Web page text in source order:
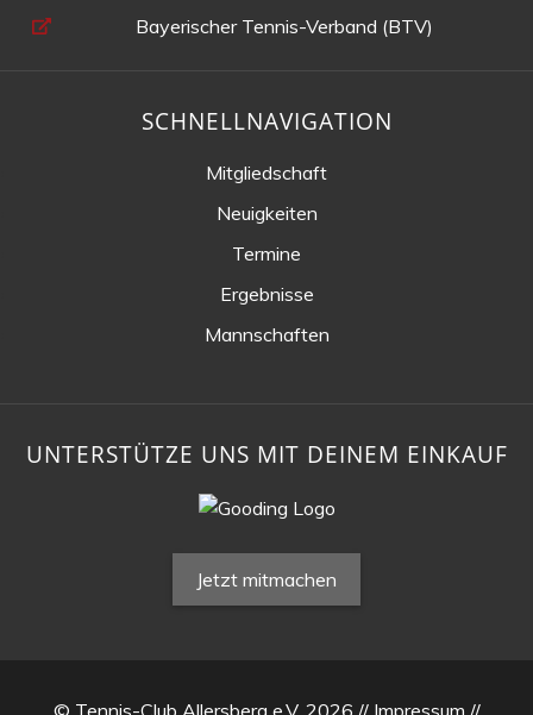
Bayerischer Tennis-Verband (BTV)
SCHNELLNAVIGATION
Mitgliedschaft
Neuigkeiten
Termine
Ergebnisse
Mannschaften
UNTERSTÜTZE UNS MIT DEINEM EINKAUF
Jetzt mitmachen
© Tennis-Club Allersberg e.V. 2026 // Impressum //